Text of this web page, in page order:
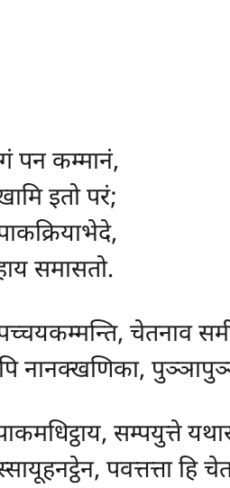
पन कम्मानं,
इतो परं;
समासतो.
चेतनाव
नानक्खणिका,
सम्पयुत्ते
पवत्तत्ता हि